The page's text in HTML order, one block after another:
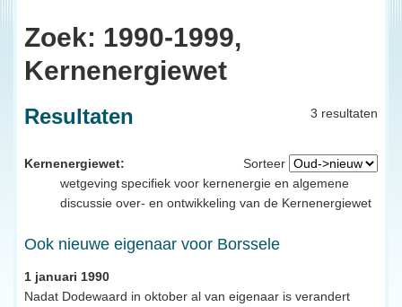
Zoek: 1990-1999,
Kernenergiewet
3 resultaten
Resultaten
Sorteer
Kernenergiewet:
wetgeving specifiek voor kernenergie en algemene
discussie over- en ontwikkeling van de Kernenergiewet
Ook nieuwe eigenaar voor Borssele
1 januari 1990
Nadat Dodewaard in oktober al van eigenaar is verandert